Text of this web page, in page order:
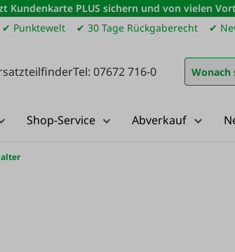
Kundenkarte PLUS sichern und von vielen
✔ Punktewelt ✔ 30 Tage Rückgaberecht ✔
Tel: 07672 716-0
Shop-Service Abverkauf